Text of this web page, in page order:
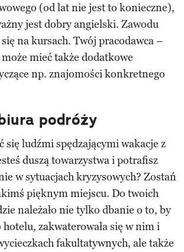
(od lat nie jest to konieczne),
jest dobry angielski. Zawodu
na kursach. Twój pracodawca –
mieć także dodatkowe
np. znajomości konkretnego
podróży
się ludźmi spędzającymi wakacje z
duszą towarzystwa i potrafisz
w sytuacjach kryzysowych? Zostań
pięknym miejscu. Do twoich
należało nie tylko dbanie o to, by
hotelu, zakwaterowała się w nim i
fakultatywnych, ale także